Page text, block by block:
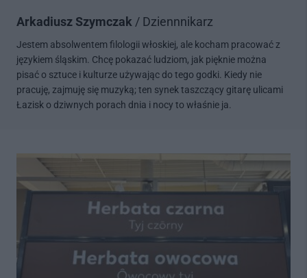
Arkadiusz Szymczak / Dziennnikarz
Jestem absolwentem filologii włoskiej, ale kocham pracować z
językiem śląskim. Chcę pokazać ludziom, jak pięknie można
pisać o sztuce i kulturze używając do tego godki. Kiedy nie
pracuję, zajmuję się muzyką; ten synek taszczący gitarę ulicami
Łazisk o dziwnych porach dnia i nocy to właśnie ja.